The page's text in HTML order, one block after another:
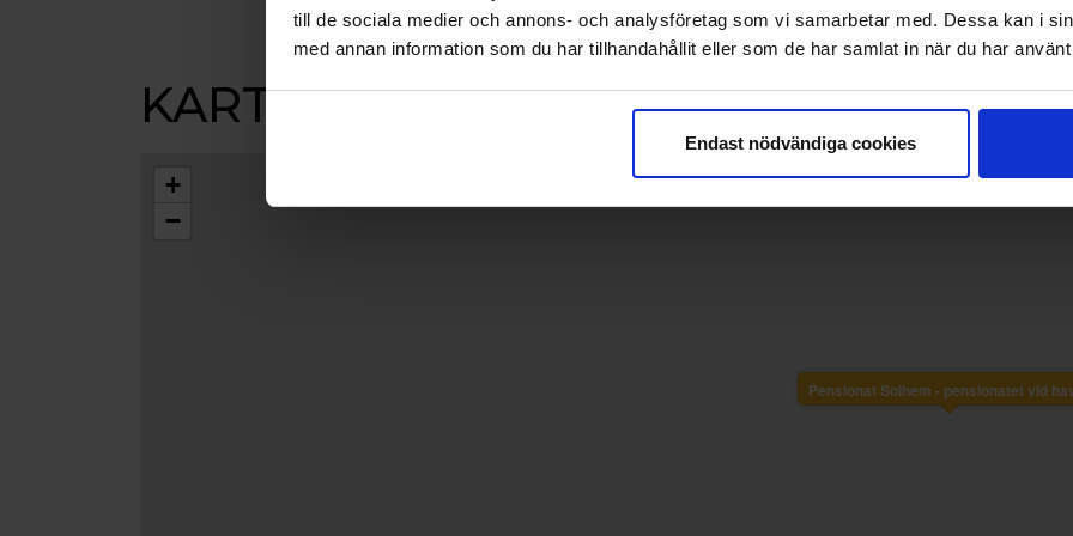
till de sociala medier och annons- och analysföretag som vi samarbetar med. Dessa kan i
med annan information som du har tillhandahållit eller som de har samlat in när du har
Endast nödvändiga cookies
våningssäng/loftsäng med stege till övre bädden.
Vi har en liten stuga som har ett sovrum med två bäddar och ett ”allrum” med
en bäddsoffa. Stugan lämpar sig bäst för två personer + eventuellt 1-2 barn. Det
finns ”minikök” – dvs det finns tillgång till kokplattor och ett mindre kylskåp. Det
finns också en brödrost, kaffekokare och en micro förutom en mindre mängd
tallrikar (flata och djupa), bestick, koppar, glas och kastrull/gryta för enklare
Stugan hyrs ut per dygn. Fråga efter pris (då det är andra priser som gäller för
KARTA
Pensionat Solhem - pensionatet vid
+
−